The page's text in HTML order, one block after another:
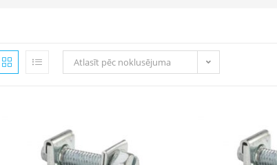
Atlasīt pēc noklusējuma